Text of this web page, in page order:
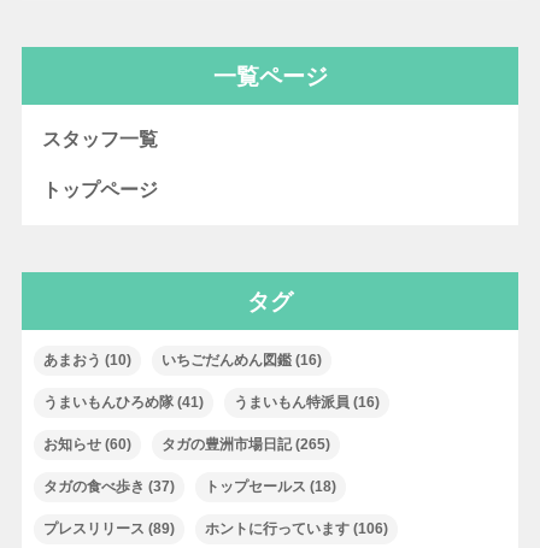
一覧ページ
スタッフ一覧
トップページ
タグ
あまおう (10) いちごだんめん図鑑(16)
うまいもんひろめ隊(41) うまいもん特派員 (16)
お知らせ(60) タガの豊洲市場日記(265)
タガの食べ歩き (37) トップセールス (18)
プレスリリース (89) ホントに行っています(106)